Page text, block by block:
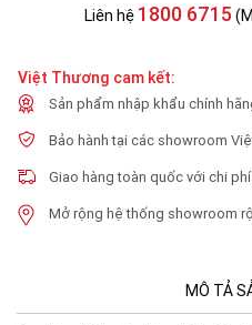
Liên hệ 1800 6715
Việt Thương cam kết:
Sản phẩm nhập khẩu chính
Bảo hành tại các showroom
Giao hàng toàn quốc với chi
Mở rộng hệ thống showroom
MÔ TẢ